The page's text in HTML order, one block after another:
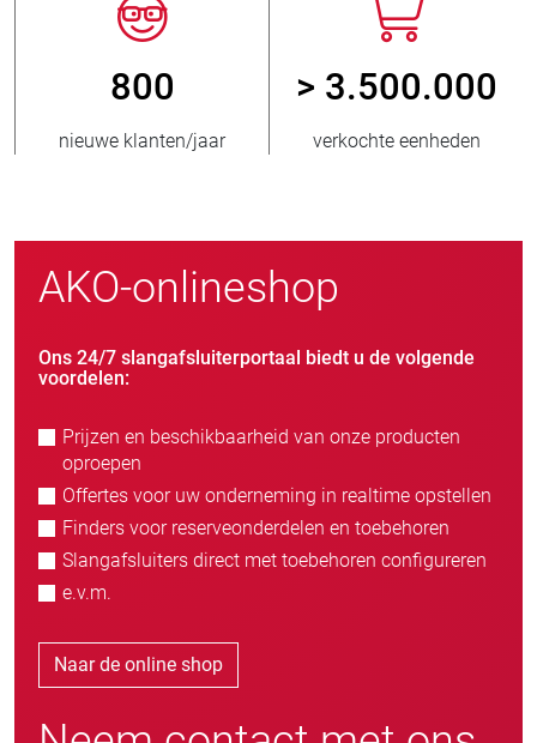
800
nieuwe klanten/jaar
> 3.500.000
verkochte eenheden
AKO-onlineshop
Ons 24/7 slangafsluiterportaal biedt u de volgende
voordelen:
Prijzen en beschikbaarheid van onze producten
oproepen
Offertes voor uw onderneming in realtime opstellen
Finders voor reserveonderdelen en toebehoren
Slangafsluiters direct met toebehoren configureren
e.v.m.
Naar de online shop